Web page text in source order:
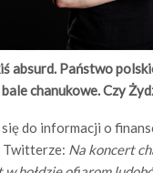
absurd. Państwo
chanukowe. Czy
do informacji o
Twitterze: Na koncert